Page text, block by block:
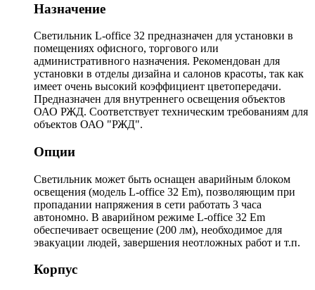
Назначение
Светильник L-office 32 предназначен для установки в
помещениях офисного, торгового или
административного назначения. Рекомендован для
установки в отделы дизайна и салонов красоты, так как
имеет очень высокий коэффициент цветопередачи.
Предназначен для внутреннего освещения объектов
ОАО РЖД. Соответствует техническим требованиям для
объектов ОАО "РЖД".
Опции
Светильник может быть оснащен аварийным блоком
освещения (модель L-office 32 Em), позволяющим при
пропадании напряжения в сети работать 3 часа
автономно. В аварийном режиме L-office 32 Em
обеспечивает освещение (200 лм), необходимое для
эвакуации людей, завершения неотложных работ и т.п.
Корпус